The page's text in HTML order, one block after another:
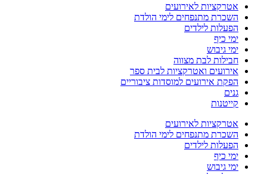
אטרקציות לאירועים
השכרת מתנפחים לימי הולדת
הפעלות לילדים
ימי כיף
ימי גיבוש
חבילות לבת מצווה
אירועים ואטרקציות לבית ספר
הפקת אירועים למוסדות ציבוריים
גנים
קייטנות
אטרקציות לאירועים
השכרת מתנפחים לימי הולדת
הפעלות לילדים
ימי כיף
ימי גיבוש